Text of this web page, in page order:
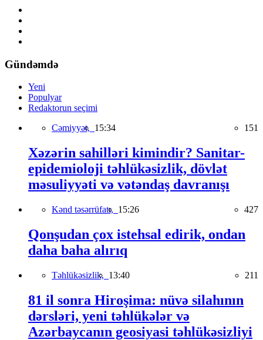
Gündəmdə
Yeni
Populyar
Redaktorun seçimi
Cəmiyyət, 15:34 151
Xəzərin sahilləri kimindir? Sanitar-
epidemioloji təhlükəsizlik, dövlət
məsuliyyəti və vətəndaş davranışı
Kənd təsərrüfatı, 15:26 427
Qonşudan çox istehsal edirik, ondan
daha baha alırıq
Təhlükəsizlik, 13:40 211
81 il sonra Hiroşima: nüvə silahının
dərsləri, yeni təhlükələr və
Azərbaycanın geosiyasi təhlükəsizliyi